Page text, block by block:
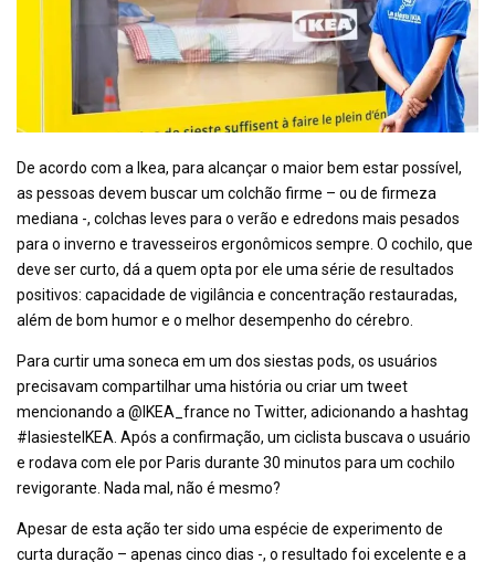
De acordo com a Ikea, para alcançar o maior bem estar possível,
as pessoas devem buscar um colchão firme – ou de firmeza
mediana -, colchas leves para o verão e edredons mais pesados
para o inverno e travesseiros ergonômicos sempre. O cochilo, que
deve ser curto, dá a quem opta por ele uma série de resultados
positivos: capacidade de vigilância e concentração restauradas,
além de bom humor e o melhor desempenho do cérebro.
Para curtir uma soneca em um dos siestas pods, os usuários
precisavam compartilhar uma história ou criar um tweet
mencionando a @IKEA_france no Twitter, adicionando a hashtag
#lasiesteIKEA. Após a confirmação, um ciclista buscava o usuário
e rodava com ele por Paris durante 30 minutos para um cochilo
revigorante. Nada mal, não é mesmo?
Apesar de esta ação ter sido uma espécie de experimento de
curta duração – apenas cinco dias -, o resultado foi excelente e a